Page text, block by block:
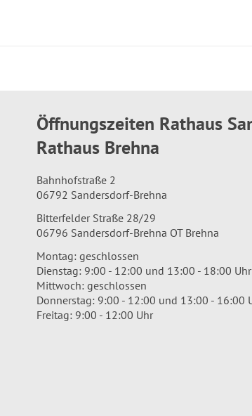
Öffnungszeiten Rathaus
Rathaus Brehna
Bahnhofstraße 2
06792 Sandersdorf-Brehna
Bitterfelder Straße 28/29
06796 Sandersdorf-Brehna OT Brehna
Montag: geschlossen
Dienstag: 9:00 - 12:00 und 13:00 - 18:00 Uhr
Mittwoch: geschlossen
Donnerstag: 9:00 - 12:00 und 13:00 - 16:00
Freitag: 9:00 - 12:00 Uhr